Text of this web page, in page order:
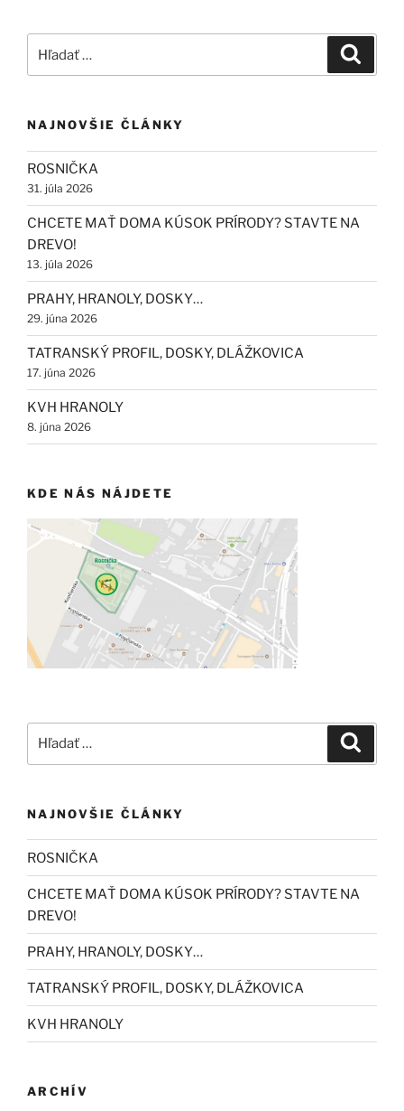
NAJNOVŠIE ČLÁNKY
ROSNIČKA
31. júla 2026
CHCETE MAŤ DOMA KÚSOK PRÍRODY? STAVTE NA
DREVO!
13. júla 2026
PRAHY, HRANOLY, DOSKY…
29. júna 2026
TATRANSKÝ PROFIL, DOSKY, DLÁŽKOVICA
17. júna 2026
KVH HRANOLY
8. júna 2026
KDE NÁS NÁJDETE
NAJNOVŠIE ČLÁNKY
ROSNIČKA
CHCETE MAŤ DOMA KÚSOK PRÍRODY? STAVTE NA
DREVO!
PRAHY, HRANOLY, DOSKY…
TATRANSKÝ PROFIL, DOSKY, DLÁŽKOVICA
KVH HRANOLY
ARCHÍV